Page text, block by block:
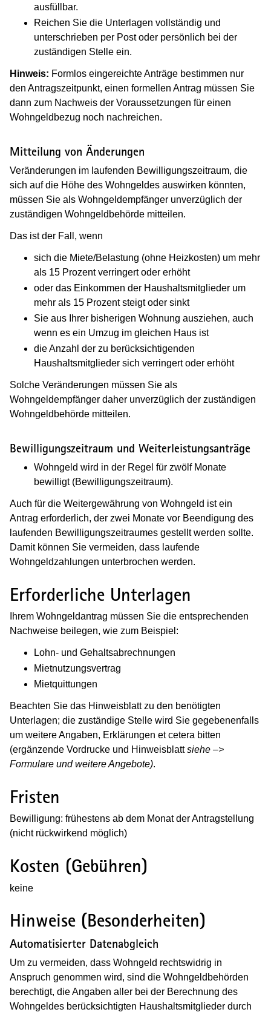
ausfüllbar.
Reichen Sie die Unterlagen vollständig und
unterschrieben per Post oder persönlich bei der
zuständigen Stelle ein.
Hinweis: Formlos eingereichte Anträge bestimmen nur
den Antragszeitpunkt, einen formellen Antrag müssen Sie
dann zum Nachweis der Voraussetzungen für einen
Wohngeldbezug noch nachreichen.
Mitteilung von Änderungen
Veränderungen im laufenden Bewilligungszeitraum, die
sich auf die Höhe des Wohngeldes auswirken könnten,
müssen Sie als Wohngeldempfänger unverzüglich der
zuständigen Wohngeldbehörde mitteilen.
Das ist der Fall, wenn
sich die Miete/Belastung (ohne Heizkosten) um mehr
als 15 Prozent verringert oder erhöht
oder das Einkommen der Haushaltsmitglieder um
mehr als 15 Prozent steigt oder sinkt
Sie aus Ihrer bisherigen Wohnung ausziehen, auch
wenn es ein Umzug im gleichen Haus ist
die Anzahl der zu berücksichtigenden
Haushaltsmitglieder sich verringert oder erhöht
Solche Veränderungen müssen Sie als
Wohngeldempfänger daher unverzüglich der zuständigen
Wohngeldbehörde mitteilen.
Bewilligungszeitraum und Weiterleistungsanträge
Wohngeld wird in der Regel für zwölf Monate
bewilligt (Bewilligungszeitraum).
Auch für die Weitergewährung von Wohngeld ist ein
Antrag erforderlich, der zwei Monate vor Beendigung des
laufenden Bewilligungszeitraumes gestellt werden sollte.
Damit können Sie vermeiden, dass laufende
Wohngeldzahlungen unterbrochen werden.
Erforderliche Unterlagen
Ihrem Wohngeldantrag müssen Sie die entsprechenden
Nachweise beilegen, wie zum Beispiel:
Lohn- und Gehaltsabrechnungen
Mietnutzungsvertrag
Mietquittungen
Beachten Sie das Hinweisblatt zu den benötigten
Unterlagen; die zuständige Stelle wird Sie gegebenenfalls
um weitere Angaben, Erklärungen et cetera bitten
(ergänzende Vordrucke und Hinweisblattsiehe –>
Formulare und weitere Angebote).
Fristen
Bewilligung: frühestens ab dem Monat der Antragstellung
(nicht rückwirkend möglich)
Kosten (Gebühren)
keine
Hinweise (Besonderheiten)
Automatisierter Datenabgleich
Um zu vermeiden, dass Wohngeld rechtswidrig in
Anspruch genommen wird, sind die Wohngeldbehörden
berechtigt, die Angaben aller bei der Berechnung des
Wohngeldes berücksichtigten Haushaltsmitglieder durch